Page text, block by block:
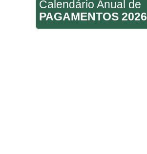
Calendário Anual de
PAGAMENTOS 2026